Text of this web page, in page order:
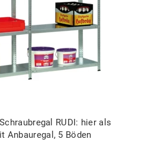
RUDI: hier als
Anbauregal, 5 Böden